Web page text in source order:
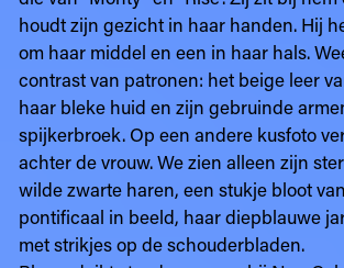
houdt zijn gezicht in haar handen. Hij
om haar middel en een in haar hals.
contrast van patronen: het beige leer
haar bleke huid en zijn gebruinde
spijkerbroek. Op een andere kusfoto
achter de vrouw. We zien alleen zijn
wilde zwarte haren, een stukje bloot
pontificaal in beeld, haar diepblauwe
met strikjes op de schouderbladen.